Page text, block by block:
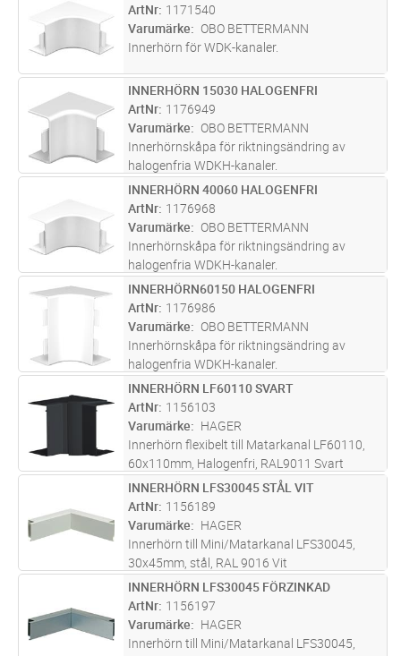
ArtNr 1171540
Varumärke
OBO BETTERMANN
Innerhörn för WDK-kanaler.
ST Lägg i kundvagn
INNERHÖRN 15030 HALOGENFRI
ArtNr 1176949
Varumärke
OBO BETTERMANN
Innerhörnskåpa för riktningsändring av
halogenfria WDKH-kanaler.
ST Lägg i kundvagn
INNERHÖRN 40060 HALOGENFRI
ArtNr 1176968
Varumärke
OBO BETTERMANN
Innerhörnskåpa för riktningsändring av
halogenfria WDKH-kanaler.
ST Lägg i kundvagn
INNERHÖRN60150 HALOGENFRI
ArtNr 1176986
Varumärke
OBO BETTERMANN
Innerhörnskåpa för riktningsändring av
halogenfria WDKH-kanaler.
ST Lägg i kundvagn
INNERHÖRN LF60110 SVART
ArtNr 1156103
Varumärke
HAGER
Innerhörn flexibelt till Matarkanal LF60110,
60x110mm, Halogenfri, RAL9011 Svart
ST Lägg i kundvagn
INNERHÖRN LFS30045 STÅL VIT
ArtNr 1156189
Varumärke
HAGER
Innerhörn till Mini/Matarkanal LFS30045,
30x45mm, stål, RAL 9016 Vit
ST Lägg i kundvagn
INNERHÖRN LFS30045 FÖRZINKAD
ArtNr 1156197
Varumärke
HAGER
Innerhörn till Mini/Matarkanal LFS30045,